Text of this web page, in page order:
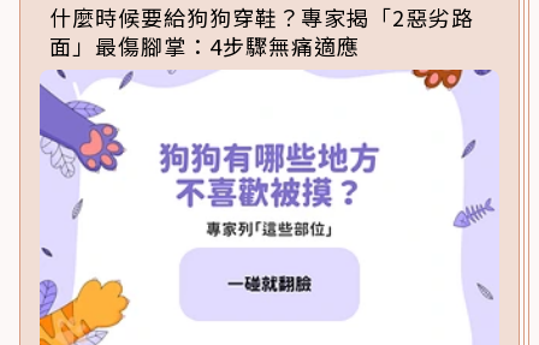
什麼時候要給狗狗穿鞋？專家揭「2惡劣路
面」最傷腳掌：4步驟無痛適應